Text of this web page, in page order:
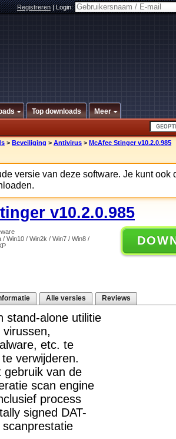
Registreren|Login:
Top downloads Meer
> Beveiliging > Antivirus > McAfee Stinger v10.2.0.985
versie van deze software. Je kunt ook
v10.2.0.985
/ Win10 / Win2k / Win7 / Win8 /
Alle versies Reviews
stand-alone utilitie
etc. te
verwijderen.
gebruik van de
scan engine
process
signed DAT-
scanprestatie